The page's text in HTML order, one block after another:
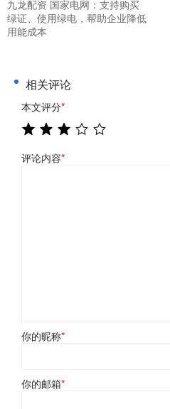
九龙配资 国家电网：支持购买
绿证、使用绿电，帮助企业降低
用能成本
相关评论
本文评分*
评论内容*
你的昵称*
你的邮箱*